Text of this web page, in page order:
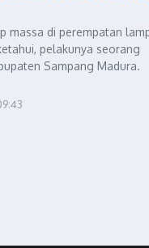
massa di perempatan
pelakunya seorang
Sampang Madura.